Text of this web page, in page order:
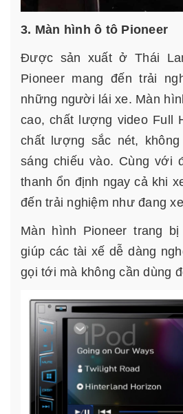
3. Màn hình ô tô Pioneer
Được sản xuất ở Thái
Pioneer mang đến trải
những người lái xe. Màn
cao, chất lượng video Full
chất lượng sắc nét,
sáng chiếu vào. Cùng với
thanh ổn định ngay cả khi
đến trải nghiệm như đang
Màn hình Pioneer trang
giúp các tài xế dễ dàng
gọi tới mà không cần dùng